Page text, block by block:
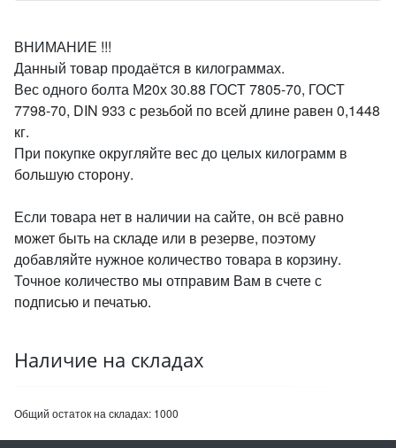
ВНИМАНИЕ !!!
Данный товар продаётся в килограммах.
Вес одного болта М20х 30.88 ГОСТ 7805-70, ГОСТ
7798-70, DIN 933 с резьбой по всей длине равен 0,1448
кг.
При покупке округляйте вес до целых килограмм в
большую сторону.
Если товара нет в наличии на сайте, он всё равно
может быть на складе или в резерве, поэтому
добавляйте нужное количество товара в корзину.
Точное количество мы отправим Вам в счете с
подписью и печатью.
Наличие на складах
Общий остаток на складах: 1000